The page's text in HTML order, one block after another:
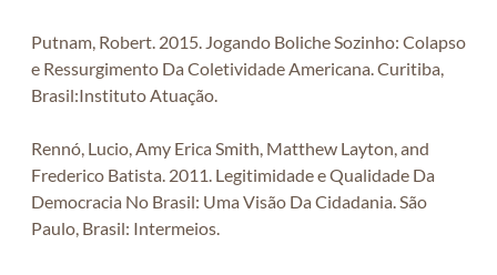
Putnam, Robert. 2015. Jogando Boliche Sozinho: Colapso
e Ressurgimento Da Coletividade Americana. Curitiba,
Brasil:Instituto Atuação.
Rennó, Lucio, Amy Erica Smith, Matthew Layton, and
Frederico Batista. 2011. Legitimidade e Qualidade Da
Democracia No Brasil: Uma Visão Da Cidadania. São
Paulo, Brasil: Intermeios.